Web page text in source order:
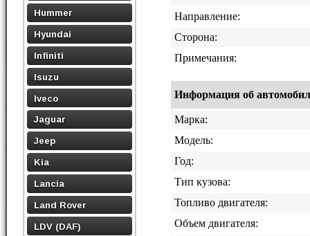
Hummer
Hyundai
Infiniti
Isuzu
Iveco
Jaguar
Jeep
Kia
Lancia
Land Rover
LDV (DAF)
Направление:
Сторона:
Примечания:
Информация об
Марка:
Модель:
Год:
Тип кузова:
Топливо двигателя:
Объем двигателя: